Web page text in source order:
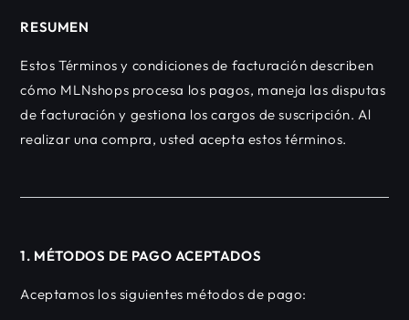
RESUMEN
Estos Términos y condiciones de facturación describen
cómo MLNshops procesa los pagos, maneja las disputas
de facturación y gestiona los cargos de suscripción. Al
realizar una compra, usted acepta estos términos.
1. MÉTODOS DE PAGO ACEPTADOS
Aceptamos los siguientes métodos de pago: